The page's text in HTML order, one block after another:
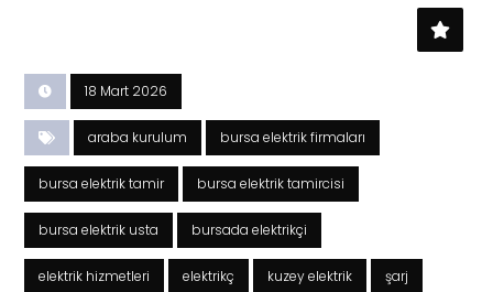
18 Mart 2026
araba kurulum bursa elektrik firmaları
bursa elektrik tamir bursa elektrik tamircisi
bursa elektrik usta bursada elektrikçi
elektrik hizmetleri elektrikç kuzey elektrik şarj